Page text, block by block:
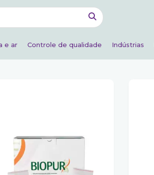
e ar Controle de qualidade Indústrias